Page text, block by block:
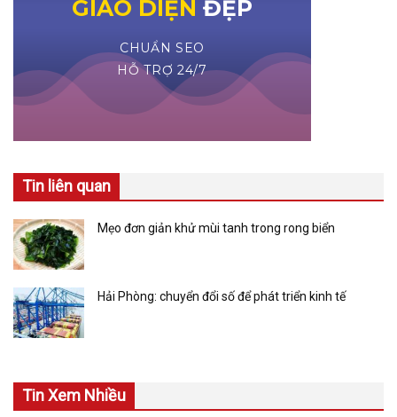
Tin liên quan
Mẹo đơn giản khử mùi tanh trong rong biển
Hải Phòng: chuyển đổi số để phát triển kinh tế
Tin Xem Nhiều